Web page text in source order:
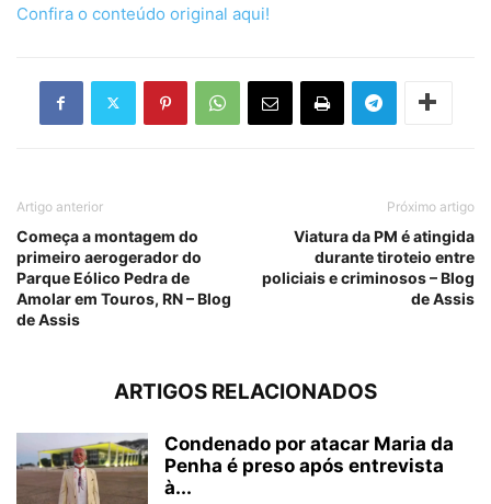
Confira o conteúdo original aqui!
Artigo anterior
Começa a montagem do
primeiro aerogerador do
Parque Eólico Pedra de
Amolar em Touros, RN – Blog
de Assis
Próximo artigo
Viatura da PM é atingida
durante tiroteio entre
policiais e criminosos – Blog
de Assis
ARTIGOS RELACIONADOS
Condenado por atacar Maria da
Penha é preso após entrevista
à...